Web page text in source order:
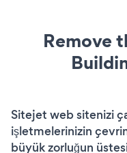
Remove
Sitejet web sitenizi
işletmelerinizin
büyük zorluğun